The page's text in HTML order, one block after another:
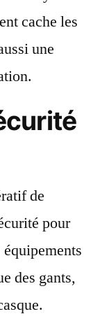
cache les
une
de
pour
des gants,